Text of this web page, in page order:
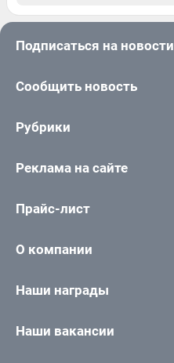
Подписаться на новости
Сообщить новость
Рубрики
Реклама на сайте
Прайс-лист
О компании
Наши награды
Наши вакансии